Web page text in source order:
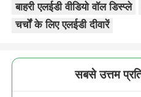
पारदर्शी एलईडी प्रदर्शन
एसएमडी एलईडी स्क्रीन
बाहरी एलईडी वीडियो वॉल डिस्प्ले
चर्चों के लिए एलईडी दीवारें
सबसे उत्तम